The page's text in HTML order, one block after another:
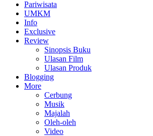
Pariwisata
UMKM
Info
Exclusive
Review
Sinopsis Buku
Ulasan Film
Ulasan Produk
Blogging
More
Cerbung
Musik
Majalah
Oleh-oleh
Video